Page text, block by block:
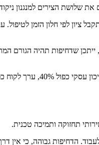
שלושת הצירים למנגנון
היא לקבוע לכל ציר ציון בין 1 ל-
תחזוקה ותמיכה טכנית.
גבוהה, כי אין דרך